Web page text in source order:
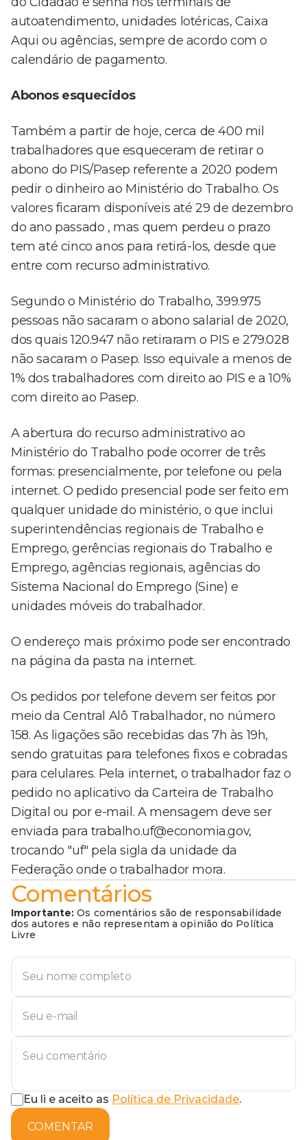
autoatendimento, unidades lotéricas, Caixa
Aqui ou agências, sempre de acordo com o
calendário de pagamento.
Abonos esquecidos
Também a partir de hoje, cerca de 400 mil
trabalhadores que esqueceram de retirar o
abono do PIS/Pasep referente a 2020 podem
pedir o dinheiro ao Ministério do Trabalho. Os
valores ficaram disponíveis até 29 de dezembro
do ano passado , mas quem perdeu o prazo
tem até cinco anos para retirá-los, desde que
entre com recurso administrativo.
Segundo o Ministério do Trabalho, 399.975
pessoas não sacaram o abono salarial de 2020,
dos quais 120.947 não retiraram o PIS e 279.028
não sacaram o Pasep. Isso equivale a menos de
1% dos trabalhadores com direito ao PIS e a 10%
com direito ao Pasep.
A abertura do recurso administrativo ao
Ministério do Trabalho pode ocorrer de três
formas: presencialmente, por telefone ou pela
internet. O pedido presencial pode ser feito em
qualquer unidade do ministério, o que inclui
superintendências regionais de Trabalho e
Emprego, gerências regionais do Trabalho e
Emprego, agências regionais, agências do
Sistema Nacional do Emprego (Sine) e
unidades móveis do trabalhador.
O endereço mais próximo pode ser encontrado
na página da pasta na internet.
Os pedidos por telefone devem ser feitos por
meio da Central Alô Trabalhador, no número
158. As ligações são recebidas das 7h às 19h,
sendo gratuitas para telefones fixos e cobradas
para celulares. Pela internet, o trabalhador faz o
pedido no aplicativo da Carteira de Trabalho
Digital ou por e-mail. A mensagem deve ser
enviada para trabalho.uf@economia.gov,
trocando "uf" pela sigla da unidade da
Federação onde o trabalhador mora.
Comentários
Importante: Os comentários são de responsabilidade
dos autores e não representam a opinião do Política
Livre
Eu li e aceito as Política de Privacidade.
COMENTAR